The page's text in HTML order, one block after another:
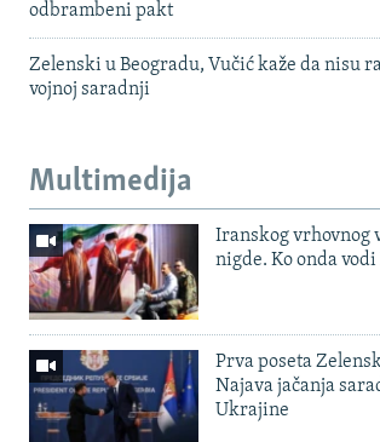
odbrambeni pakt
Zelenski u Beogradu, Vučić kaže da nisu
vojnoj saradnji
Multimedija
Iranskog vrhovnog
nigde. Ko onda vodi
Prva poseta
Najava jačanja
Ukrajine